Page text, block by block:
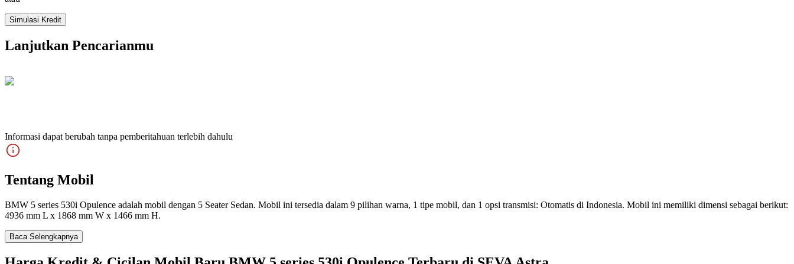
Simulasi Kredit
Lanjutkan Pencarianmu
Informasi dapat berubah tanpa pemberitahuan terlebih dahulu
Tentang Mobil
BMW 5 series 530i Opulence adalah mobil dengan 5 Seater Sedan. Mobil ini tersedia dalam 9 pilihan warna, 1 tipe mobil, dan 1 opsi transmisi: Otomatis di Indonesia. Mobil ini memiliki dimensi sebagai berikut:
4936 mm L x 1868 mm W x 1466 mm H.
Baca Selengkapnya